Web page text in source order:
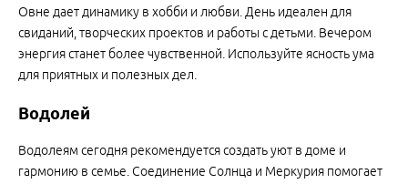
Овне дает динамику в хобби и любви. День идеален для
свиданий, творческих проектов и работы с детьми. Вечером
энергия станет более чувственной. Используйте ясность ума
для приятных и полезных дел.
Водолей
Водолеям сегодня рекомендуется создать уют в доме и
гармонию в семье. Соединение Солнца и Меркурия помогает